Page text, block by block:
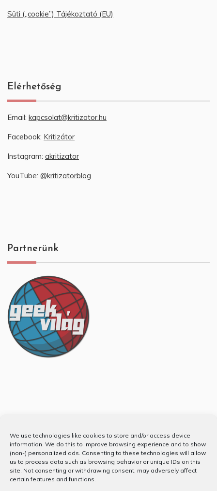
We use technologies like cookies to store and/or access device
information. We do this to improve browsing experience and to show
(non-) personalized ads. Consenting to these technologies will allow
us to process data such as browsing behavior or unique IDs on this
site. Not consenting or withdrawing consent, may adversely affect
certain features and functions.
Süti („cookie”) Tájékoztató (EU)
Elérhetőség
Email: kapcsolat@kritizator.hu
Facebook: Kritizátor
Instagram: akritizator
YouTube: @kritizatorblog
Partnerünk
Partnerünk